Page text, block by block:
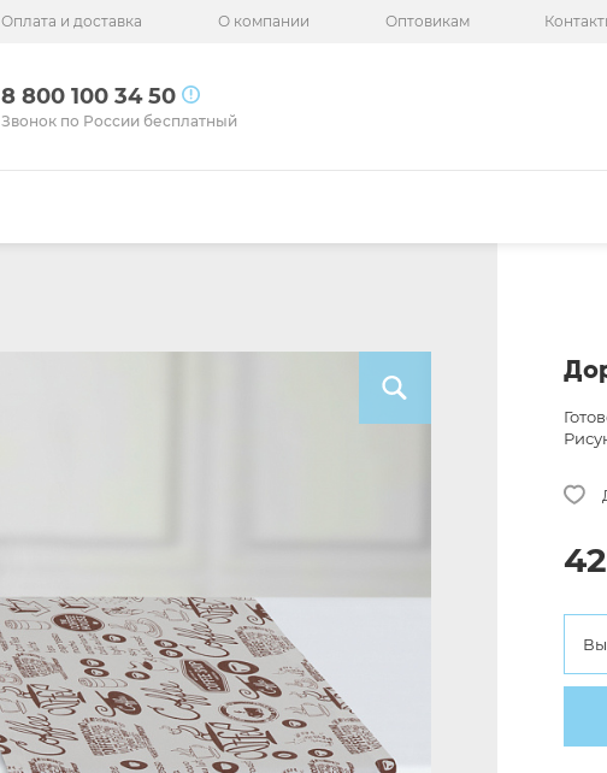
Оплата и доставка О компании Оптовикам
8 800 100 34 50
Звонок по России бесплатный